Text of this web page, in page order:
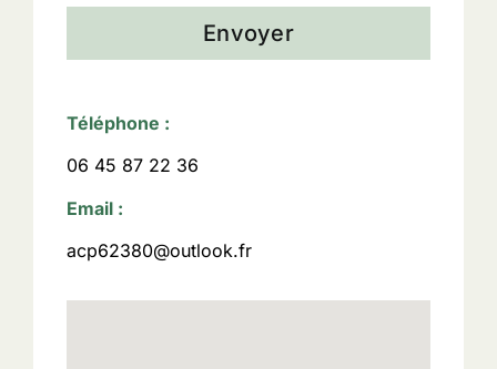
Envoyer
Téléphone :
06 45 87 22 36
Email :
acp62380@outlook.fr